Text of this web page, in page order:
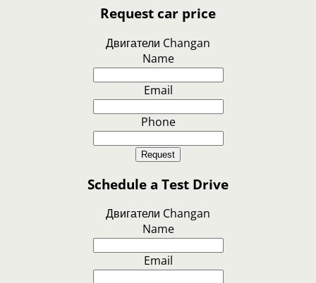
Request car price
Двигатели Changan
Name
Email
Phone
Request
Schedule a Test Drive
Двигатели Changan
Name
Email